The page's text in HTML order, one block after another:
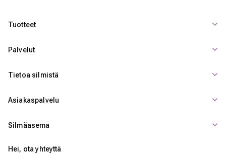
Tuotteet
Palvelut
Tietoa silmistä
Asiakaspalvelu
Silmäasema
Hei, ota yhteyttä